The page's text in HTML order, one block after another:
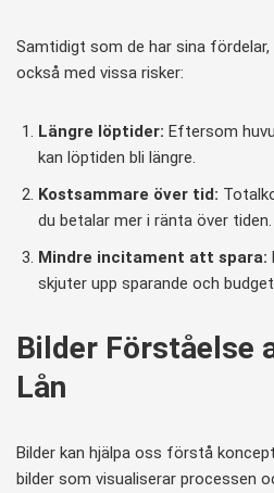
Samtidigt som de har sina
också med vissa risker:
Längre löptider: Eftersom
kan löptiden bli längre.
Kostsammare över tid:
du betalar mer i ränta över tiden.
Mindre incitament att spara:
skjuter upp sparande och
Bilder Förståelse
Lån
Bilder kan hjälpa oss förstå
bilder som visualiserar processen